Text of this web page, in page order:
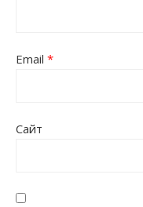
Email *
Сайт